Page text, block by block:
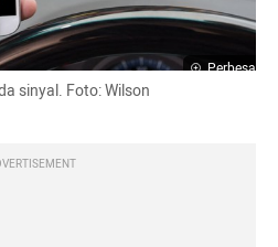
Perbesar
sinyal. Foto: Wilson